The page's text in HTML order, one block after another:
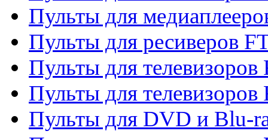
Пульты для
Пульты для ресиверов
Пульты для телевизоров
Пульты для телевизоров
Пульты для DVD и Blu-